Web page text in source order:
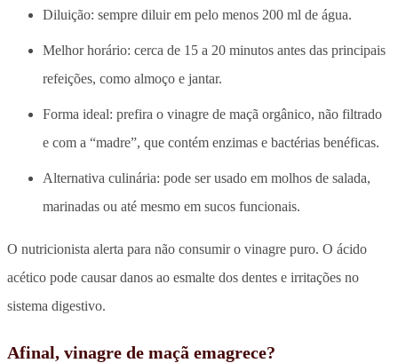
Diluição: sempre diluir em pelo menos 200 ml de água.
Melhor horário: cerca de 15 a 20 minutos antes das principais
refeições, como almoço e jantar.
Forma ideal: prefira o vinagre de maçã orgânico, não filtrado
e com a “madre”, que contém enzimas e bactérias benéficas.
Alternativa culinária: pode ser usado em molhos de salada,
marinadas ou até mesmo em sucos funcionais.
O nutricionista alerta para não consumir o vinagre puro. O ácido
acético pode causar danos ao esmalte dos dentes e irritações no
sistema digestivo.
Afinal, vinagre de maçã emagrece?